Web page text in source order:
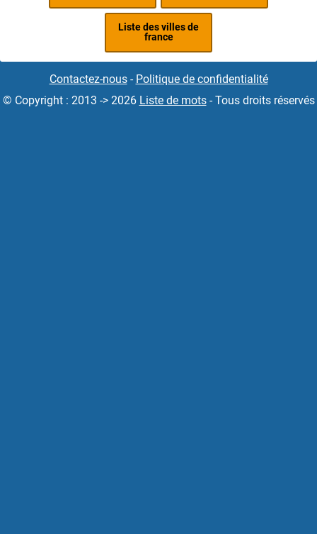
Liste des villes de
france
Contactez-nous- Politique de confidentialité
© Copyright : 2013 -> 2026 Liste de mots- Tous droits réservés